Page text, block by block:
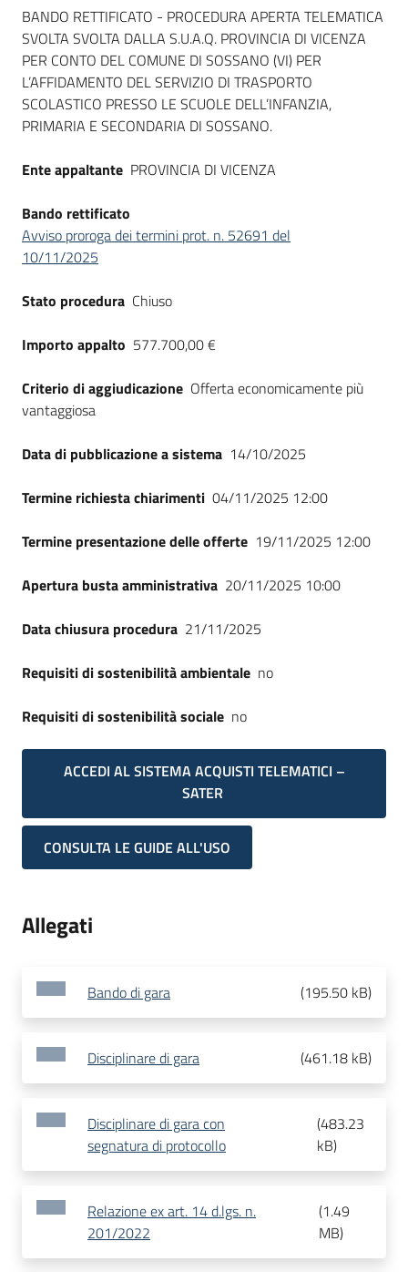
Dati del bando
BANDO RETTIFICATO - PROCEDURA APERTA TELEMATICA
SVOLTA SVOLTA DALLA S.U.A.Q. PROVINCIA DI VICENZA
PER CONTO DEL COMUNE DI SOSSANO (VI) PER
L’AFFIDAMENTO DEL SERVIZIO DI TRASPORTO
SCOLASTICO PRESSO LE SCUOLE DELL’INFANZIA,
PRIMARIA E SECONDARIA DI SOSSANO.
Ente appaltante PROVINCIA DI VICENZA
Bando rettificato
Avviso proroga dei termini prot. n. 52691 del
10/11/2025
Stato procedura Chiuso
Importo appalto 577.700,00 €
Criterio di aggiudicazione Offerta economicamente più
vantaggiosa
Data di pubblicazione a sistema 14/10/2025
Termine richiesta chiarimenti 04/11/2025 12:00
Termine presentazione delle offerte 19/11/2025 12:00
Apertura busta amministrativa 20/11/2025 10:00
Data chiusura procedura 21/11/2025
Requisiti di sostenibilità ambientale no
Requisiti di sostenibilità sociale no
ACCEDI AL SISTEMA ACQUISTI TELEMATICI –
SATER
CONSULTA LE GUIDE ALL'USO
Allegati
Bando di gara (195.50 kB)
Disciplinare di gara (461.18 kB)
Disciplinare di gara con
segnatura di protocollo
(483.23
kB)
Relazione ex art. 14 d.lgs. n.
201/2022
(1.49
MB)